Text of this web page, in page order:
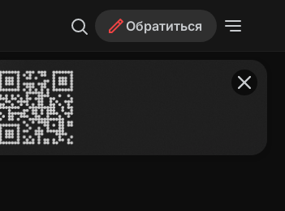
Обратиться